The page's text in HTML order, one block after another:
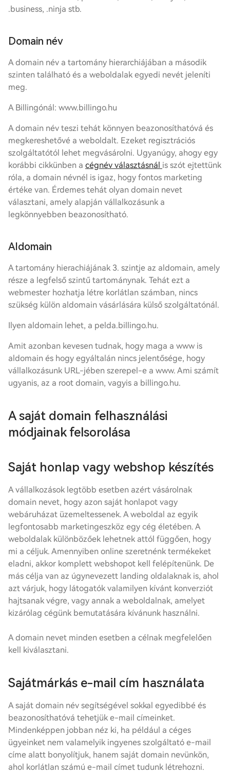
.business, .ninja stb.
Domain név
A domain név a tartomány hierarchiájában a második
szinten található és a weboldalak egyedi nevét jeleníti
meg.
A Billingónál: www.billingo.hu
A domain név teszi tehát könnyen beazonosíthatóvá és
megkereshetővé a weboldalt. Ezeket regisztrációs
szolgáltatótól lehet megvásárolni. Ugyanúgy, ahogy egy
korábbi cikkünben a cégnév választásnál is szót ejtettünk
róla, a domain névnél is igaz, hogy fontos marketing
értéke van. Érdemes tehát olyan domain nevet
választani, amely alapján vállalkozásunk a
legkönnyebben beazonosítható.
Aldomain
A tartomány hierachiájának 3. szintje az aldomain, amely
része a legfelső szintű tartománynak. Tehát ezt a
webmester hozhatja létre korlátlan számban, nincs
szükség külön aldomain vásárlására külső szolgáltatónál.
Ilyen aldomain lehet, a pelda.billingo.hu.
Amit azonban kevesen tudnak, hogy maga a www is
aldomain és hogy egyáltalán nincs jelentősége, hogy
vállalkozásunk URL-jében szerepel-e a www. Ami számít
ugyanis, az a root domain, vagyis a billingo.hu.
A saját domain felhasználási
módjainak felsorolása
Saját honlap vagy webshop készítés
A vállalkozások legtöbb esetben azért vásárolnak
domain nevet, hogy azon saját honlapot vagy
webáruházat üzemeltessenek. A weboldal az egyik
legfontosabb marketingeszköz egy cég életében. A
weboldalak különbözőek lehetnek attól függően, hogy
mi a céljuk. Amennyiben online szeretnénk termékeket
eladni, akkor komplett webshopot kell felépítenünk. De
más célja van az úgynevezett landing oldalaknak is, ahol
azt várjuk, hogy látogatók valamilyen kívánt konverziót
hajtsanak végre, vagy annak a weboldalnak, amelyet
kizárólag cégünk bemutatására kívánunk használni.
A domain nevet minden esetben a célnak megfelelően
kell kiválasztani.
Sajátmárkás e-mail cím használata
A saját domain név segítségével sokkal egyedibbé és
beazonosíthatóvá tehetjük e-mail címeinket.
Mindenképpen jobban néz ki, ha például a céges
ügyeinket nem valamelyik ingyenes szolgáltató e-mail
címe alatt bonyolítjuk, hanem saját domain nevünkön,
ahol korlátlan számú e-mail címet tudunk létrehozni.